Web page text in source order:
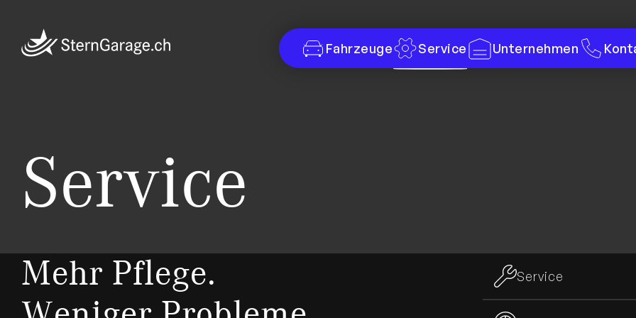
Fahrzeuge Service Unternehmen
Service
Mehr Pflege.
Service